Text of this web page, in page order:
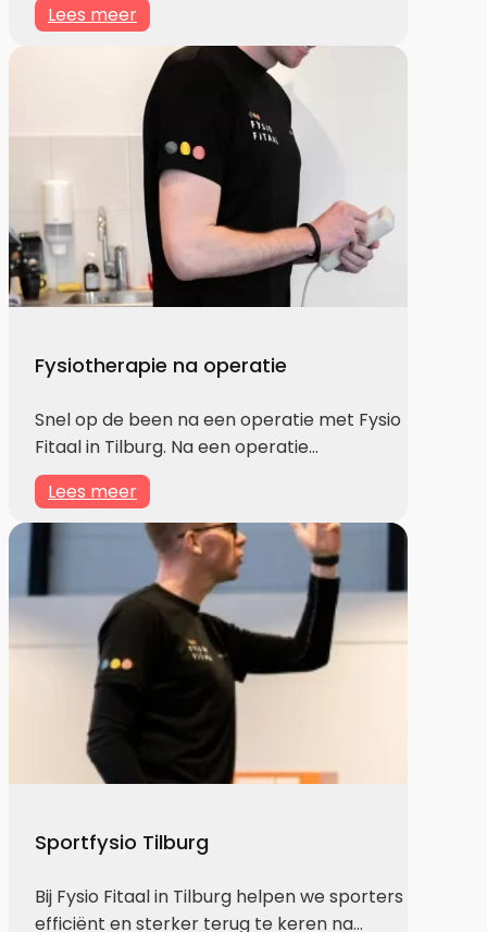
Lees meer
Fysiotherapie na operatie
Snel op de been na een operatie met Fysio
Fitaal in Tilburg. Na een operatie…
Lees meer
Sportfysio Tilburg
Bij Fysio Fitaal in Tilburg helpen we sporters
efficiënt en sterker terug te keren na…